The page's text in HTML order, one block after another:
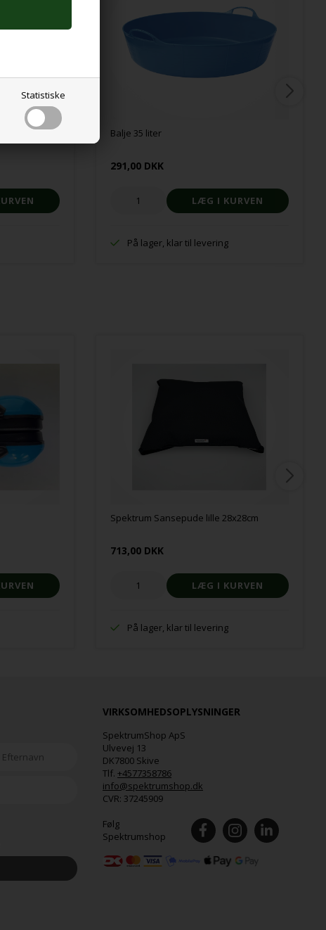
Statistiske
Balje 35 liter
291,00 DKK
På lager, klar til levering
Spektrum Sansepude lille 28x28cm
713,00 DKK
På lager, klar til levering
VIRKSOMHEDSOPLYSNINGER
SpektrumShop ApS
Ulvevej 13
DK7800 Skive
Tlf.+4577358786
info@spektrumshop.dk
CVR: 37245909
Følg
Spektrumshop